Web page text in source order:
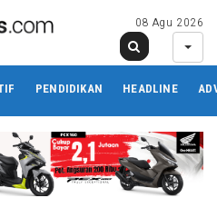
08 Agu 2026
PENDIDIKAN HEADLINE